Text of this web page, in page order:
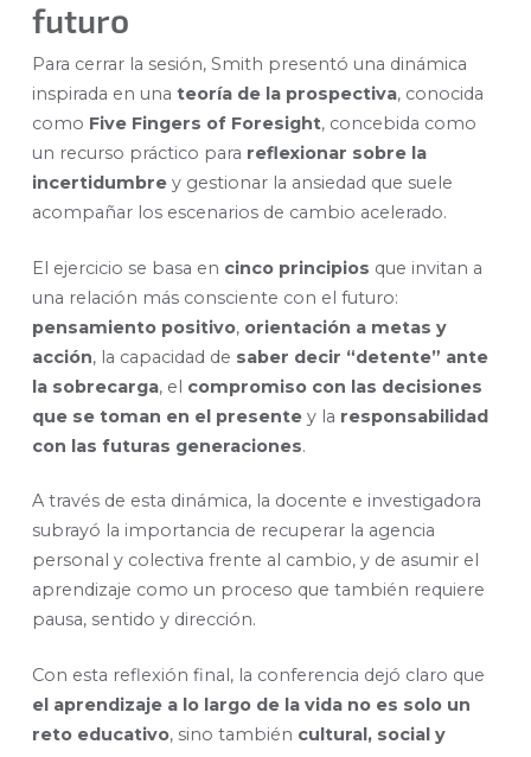
futuro
Para cerrar la sesión, Smith presentó una dinámica
inspirada en una teoría de la prospectiva, conocida
como Five Fingers of Foresight, concebida como
un recurso práctico para reflexionar sobre la
incertidumbre y gestionar la ansiedad que suele
acompañar los escenarios de cambio acelerado.
El ejercicio se basa en cinco principios que invitan a
una relación más consciente con el futuro:
pensamiento positivo, orientación a metas y
acción, la capacidad de saber decir “detente” ante
la sobrecarga, el compromiso con las decisiones
que se toman en el presente y la responsabilidad
con las futuras generaciones.
A través de esta dinámica, la docente e investigadora
subrayó la importancia de recuperar la agencia
personal y colectiva frente al cambio, y de asumir el
aprendizaje como un proceso que también requiere
pausa, sentido y dirección.
Con esta reflexión final, la conferencia dejó claro que
el aprendizaje a lo largo de la vida no es solo un
reto educativo, sino también cultural, social y